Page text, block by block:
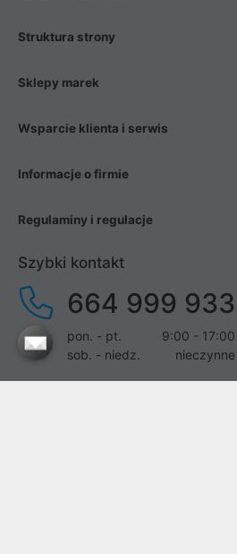
Struktura strony
Sklepy marek
Wsparcie klienta i serwis
Informacje o firmie
Regulaminy i regulacje
Szybki kontakt
664 999 933
pon. - pt.
9:00 - 17:00
sob. - niedz.
nieczynne